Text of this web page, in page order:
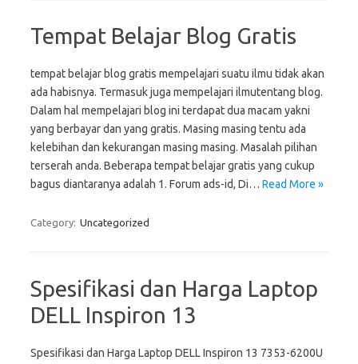
Tempat Belajar Blog Gratis
tempat belajar blog gratis mempelajari suatu ilmu tidak akan
ada habisnya. Termasuk juga mempelajari ilmutentang blog.
Dalam hal mempelajari blog ini terdapat dua macam yakni
yang berbayar dan yang gratis. Masing masing tentu ada
kelebihan dan kekurangan masing masing. Masalah pilihan
terserah anda. Beberapa tempat belajar gratis yang cukup
bagus diantaranya adalah 1. Forum ads-id, Di… Read More »
Category: Uncategorized
Spesifikasi dan Harga Laptop
DELL Inspiron 13
Spesifikasi dan Harga Laptop DELL Inspiron 13 7353-6200U